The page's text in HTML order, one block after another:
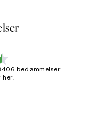
bedømmelser.
her.